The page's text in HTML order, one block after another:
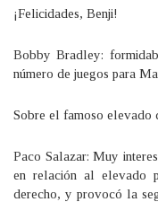
¡Felicidades, Benji!
Bobby Bradley:
número de juegos para
Sobre el famoso elevado
Paco Salazar: Muy
en relación al elevado
derecho, y provocó la